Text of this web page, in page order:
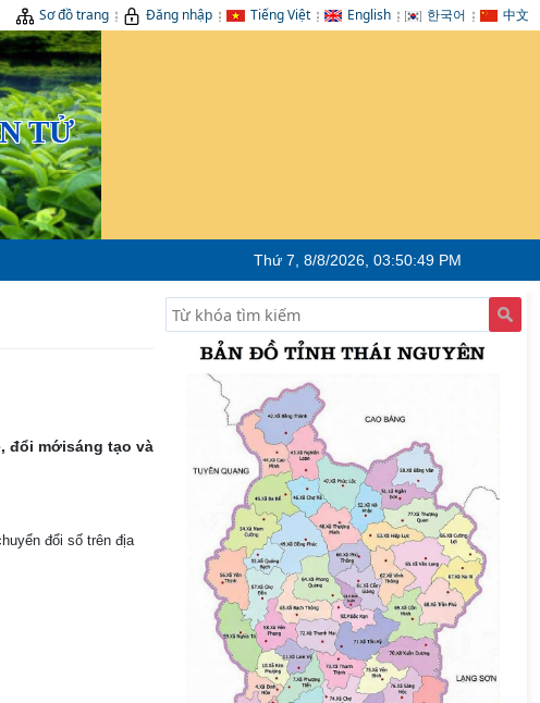
Sơ đồ trang Đăng nhập Tiếng Việt English 한국어 中文
TỬ
Thứ 7, 8/8/2026, 03:50:51 PM
đổi mớisáng tạo và
đổi số trên địa